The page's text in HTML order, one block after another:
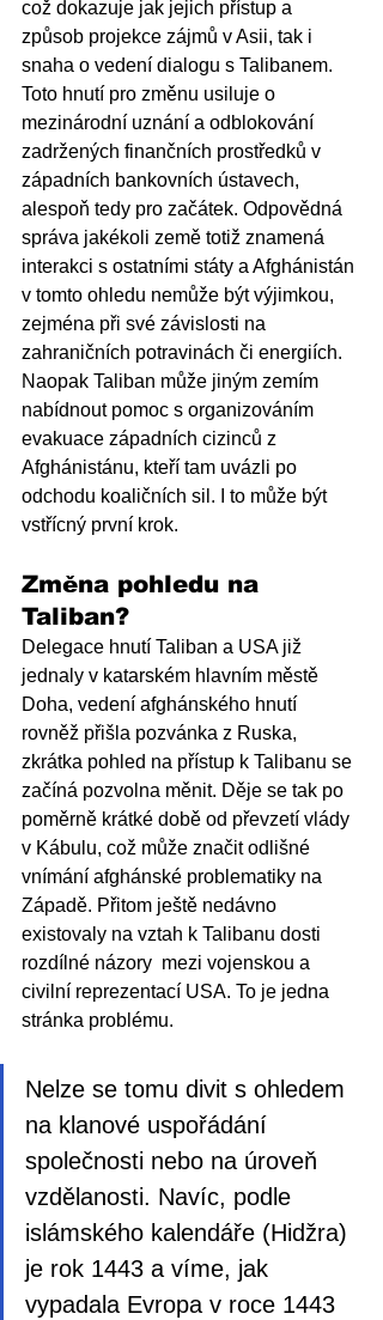
což dokazuje jak jejich přístup a
způsob projekce zájmů v Asii, tak i
snaha o vedení dialogu s Talibanem.
Toto hnutí pro změnu usiluje o
mezinárodní uznání a odblokování
zadržených finančních prostředků v
západních bankovních ústavech,
alespoň tedy pro začátek. Odpovědná
správa jakékoli země totiž znamená
interakci s ostatními státy a Afghánistán
v tomto ohledu nemůže být výjimkou,
zejména při své závislosti na
zahraničních potravinách či energiích.
Naopak Taliban může jiným zemím
nabídnout pomoc s organizováním
evakuace západních cizinců z
Afghánistánu, kteří tam uvázli po
odchodu koaličních sil. I to může být
vstřícný první krok.
Změna pohledu na
Taliban?
Delegace hnutí Taliban a USA již
jednaly v katarském hlavním městě
Doha, vedení afghánského hnutí
rovněž přišla pozvánka z Ruska,
zkrátka pohled na přístup k Talibanu se
začíná pozvolna měnit. Děje se tak po
poměrně krátké době od převzetí vlády
v Kábulu, což může značit odlišné
vnímání afghánské problematiky na
Západě. Přitom ještě nedávno
existovaly na vztah k Talibanu dosti
rozdílné názory  mezi vojenskou a
civilní reprezentací USA. To je jedna
stránka problému.
Nelze se tomu divit s ohledem
na klanové uspořádání
společnosti nebo na úroveň
vzdělanosti. Navíc, podle
islámského kalendáře (Hidžra)
je rok 1443 a víme, jak
vypadala Evropa v roce 1443